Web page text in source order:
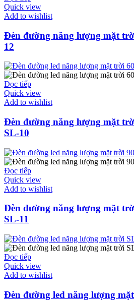
Quick view
Add to wishlist
Đèn đường năng lượng mặt
12
Đọc tiếp
Quick view
Add to wishlist
Đèn đường năng lượng mặt
SL-10
Đọc tiếp
Quick view
Add to wishlist
Đèn đường năng lượng mặt
SL-11
Đọc tiếp
Quick view
Add to wishlist
Đèn đường led năng lượng